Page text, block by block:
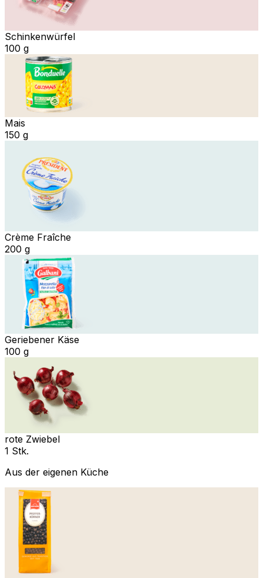
Schinkenwürfel
100 g
Mais
150 g
Crème Fraîche
200 g
Geriebener Käse
100 g
rote Zwiebel
1 Stk.
Aus der eigenen Küche